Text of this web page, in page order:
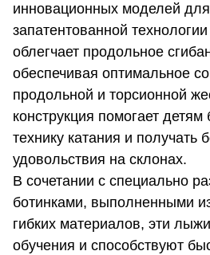
инновационных моделей
запатентованной
облегчает продольное
обеспечивая оптимальное
продольной и торсионной
конструкция помогает детям
технику катания и получать
удовольствия на склонах.
В сочетании с специально
ботинками, выполненными
гибких материалов, эти
обучения и способствуют